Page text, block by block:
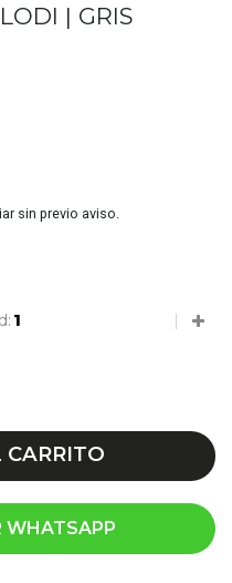
| GRIS
sin previo aviso.
CARRITO
WHATSAPP